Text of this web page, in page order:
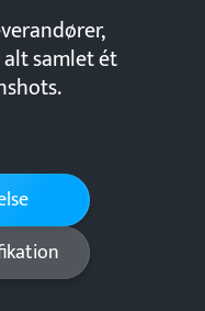
samlet ét